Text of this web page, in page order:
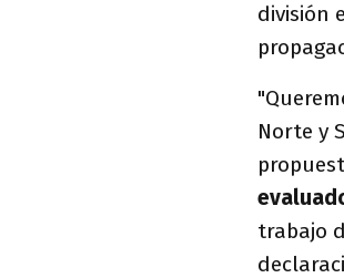
división
Norte y
trabajo